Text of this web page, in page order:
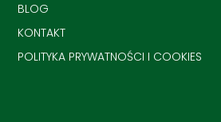
BLOG
KONTAKT
POLITYKA PRYWATNOŚCI I COOKIES